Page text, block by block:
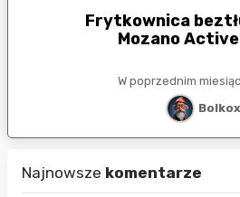
Frytkownica
Mozano
W poprzednim
Bolkox
Najnowsze komentarze